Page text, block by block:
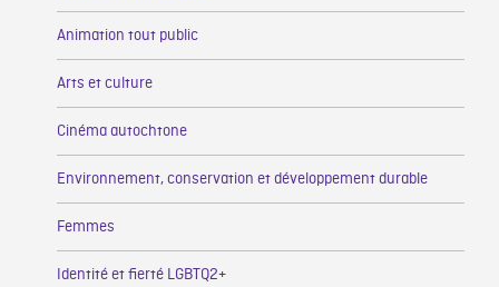
Animation tout public
Arts et culture
Cinéma autochtone
Environnement, conservation et développement durable
Femmes
Identité et fierté LGBTQ2+